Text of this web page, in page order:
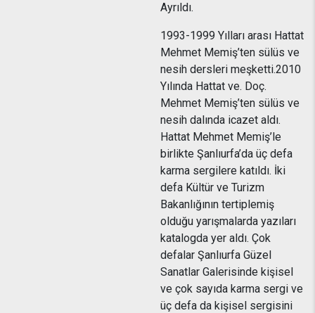
Ayrıldı.
1993-1999 Yılları arası Hattat
Mehmet Memiş’ten sülüs ve
nesih dersleri meşketti.2010
Yılında Hattat ve. Doç.
Mehmet Memiş’ten sülüs ve
nesih dalında icazet aldı.
Hattat Mehmet Memiş’le
birlikte Şanlıurfa’da üç defa
karma sergilere katıldı. İki
defa Kültür ve Turizm
Bakanlığının tertiplemiş
olduğu yarışmalarda yazıları
katalogda yer aldı. Çok
defalar Şanlıurfa Güzel
Sanatlar Galerisinde kişisel
ve çok sayıda karma sergi ve
üç defa da kişisel sergisini